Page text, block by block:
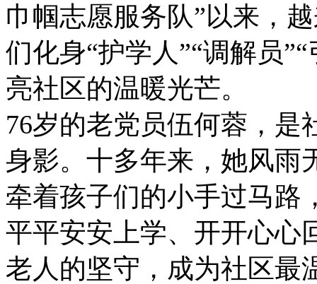
巾帼志愿服务队”以来，
们化身“护学人”“调解员
亮社区的温暖光芒。
76岁的老党员伍何蓉，是
身影。十多年来，她风雨
牵着孩子们的小手过马路
平平安安上学、开开心心
老人的坚守，成为社区最